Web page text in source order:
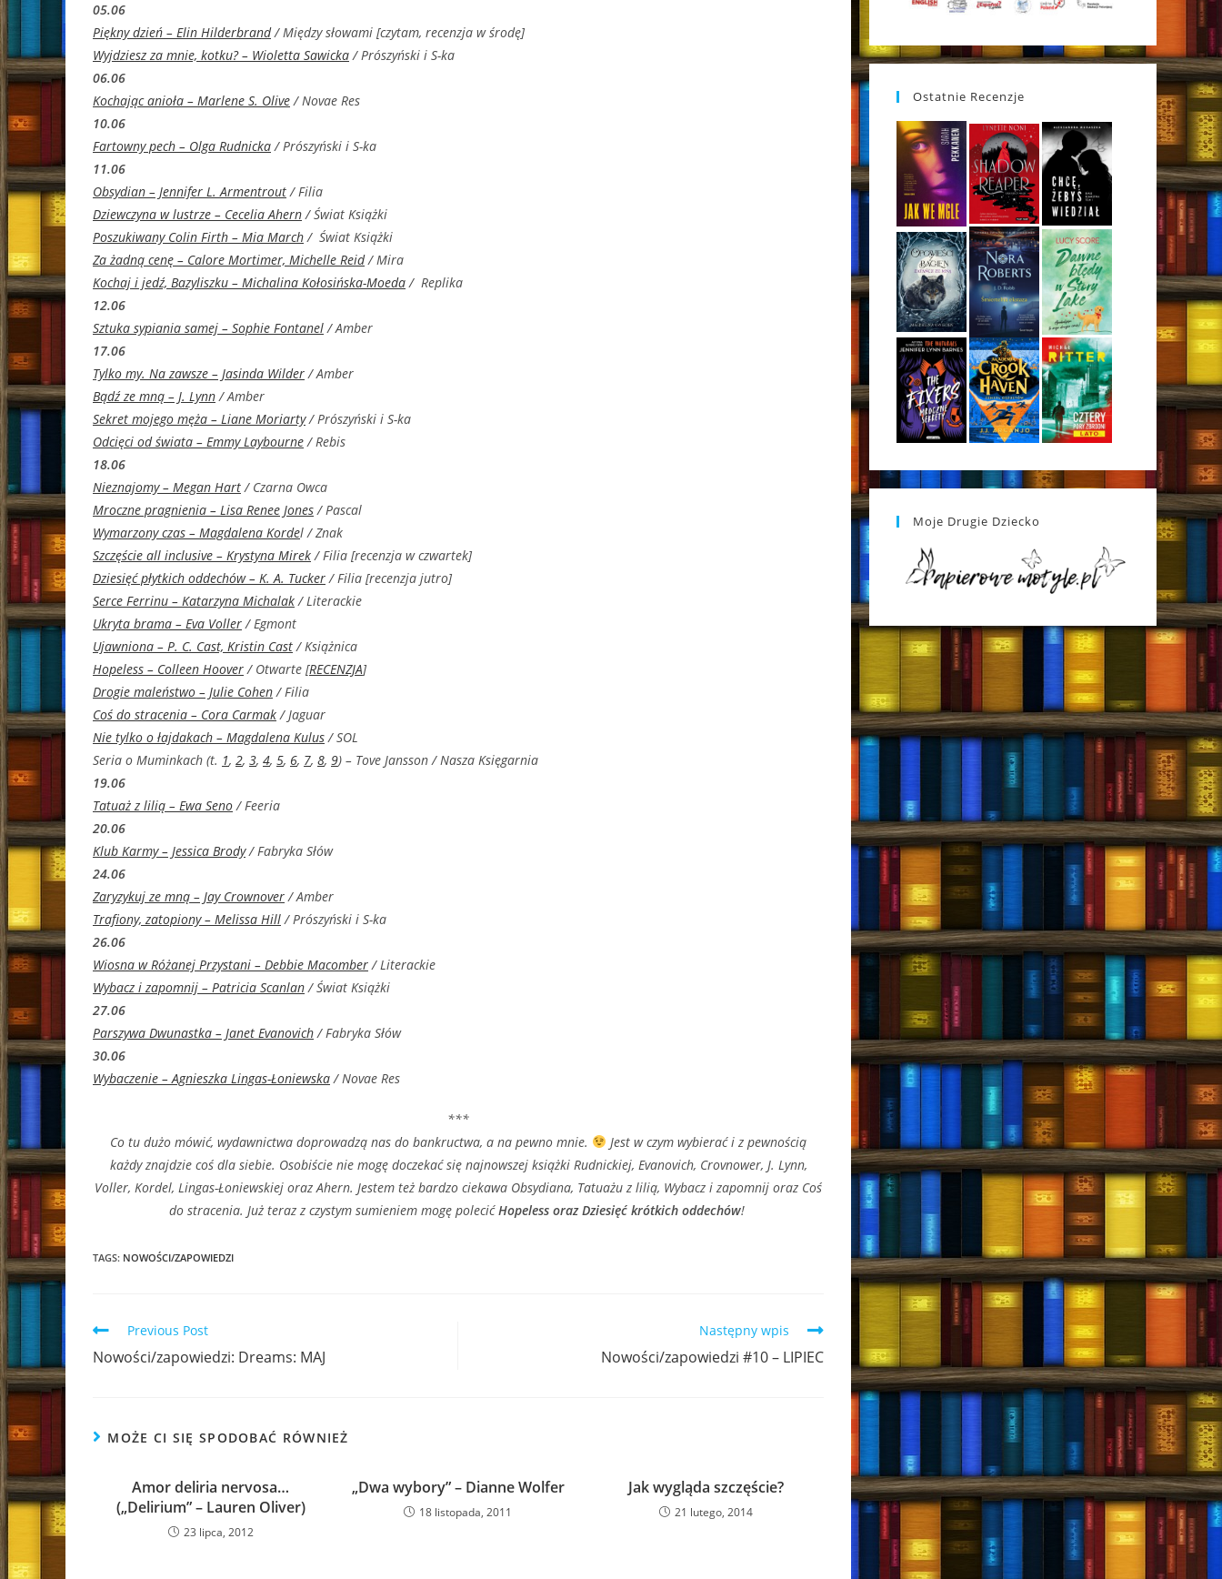
05.06
Piękny dzień – Elin Hilderbrand/ Między słowami [czytam, recenzja w środę]
Wyjdziesz za mnie, kotku? – Wioletta Sawicka/ Prószyński i S-ka
06.06
Kochając anioła – Marlene S. Olive/ Novae Res
10.06
Fartowny pech – Olga Rudnicka/ Prószyński i S-ka
11.06
Obsydian – Jennifer L. Armentrout/ Filia
Dziewczyna w lustrze – Cecelia Ahern/ Świat Książki
Poszukiwany Colin Firth – Mia March/ Świat Książki
Za żadną cenę – Calore Mortimer, Michelle Reid/ Mira
Kochaj i jedź, Bazyliszku – Michalina Kołosińska-Moeda/ Replika
12.06
Sztuka sypiania samej – Sophie Fontanel/ Amber
17.06
Tylko my. Na zawsze – Jasinda Wilder/ Amber
Bądź ze mną – J. Lynn/ Amber
Sekret mojego męża – Liane Moriarty/ Prószyński i S-ka
Odcięci od świata – Emmy Laybourne/ Rebis
18.06
Nieznajomy – Megan Hart/ Czarna Owca
Mroczne pragnienia – Lisa Renee Jones/ Pascal
Wymarzony czas – Magdalena Kordel / Znak
Szczęście all inclusive – Krystyna Mirek/ Filia [recenzja w czwartek]
Dziesięć płytkich oddechów – K. A. Tucker/ Filia [recenzja jutro]
Serce Ferrinu – Katarzyna Michalak/ Literackie
Ukryta brama – Eva Voller/ Egmont
Ujawniona – P. C. Cast, Kristin Cast/ Książnica
Hopeless – Colleen Hoover/ Otwarte [RECENZJA]
Drogie maleństwo – Julie Cohen/ Filia
Coś do stracenia – Cora Carmak/ Jaguar
Nie tylko o łajdakach – Magdalena Kulus/ SOL
Seria o Muminkach (t. 1, 2, 3, 4, 5, 6, 7, 8, 9) – Tove Jansson / Nasza Księgarnia
19.06
Tatuaż z lilią – Ewa Seno/ Feeria
20.06
Klub Karmy – Jessica Brody/ Fabryka Słów
24.06
Zaryzykuj ze mną – Jay Crownover/ Amber
Trafiony, zatopiony – Melissa Hill/ Prószyński i S-ka
26.06
Wiosna w Różanej Przystani – Debbie Macomber/ Literackie
Wybacz i zapomnij – Patricia Scanlan/ Świat Książki
27.06
Parszywa Dwunastka – Janet Evanovich/ Fabryka Słów
30.06
Wybaczenie – Agnieszka Lingas-Łoniewska/ Novae Res
***
Co tu dużo mówić, wydawnictwa doprowadzą nas do bankructwa, a na pewno mnie.
Jest w czym wybierać i z pewnością
każdy znajdzie coś dla siebie. Osobiście nie mogę doczekać się najnowszej książki Rudnickiej, Evanovich, Crovnower, J. Lynn,
Voller, Kordel, Lingas-Łoniewskiej oraz Ahern. Jestem też bardzo ciekawa Obsydiana, Tatuażu z lilią, Wybacz i zapomnij oraz Coś
do stracenia. Już teraz z czystym sumieniem mogę polecićHopeless oraz Dziesięć krótkich oddechów!
TAGS: NOWOŚCI/ZAPOWIEDZI
Read
articles
Previous Post
Nowości/zapowiedzi: Dreams: MAJ
Następny wpis
Nowości/zapowiedzi #10 – LIPIEC
MOŻE CI SIĘ SPODOBAĆ RÓWNIEŻ
Amor deliria nervosa…
(„Delirium” – Lauren Oliver)
23 lipca, 2012
„Dwa wybory” – Dianne Wolfer
18 listopada, 2011
Jak wygląda szczęście?
21 lutego, 2014
Ostatnie Recenzje
Moje Drugie Dziecko